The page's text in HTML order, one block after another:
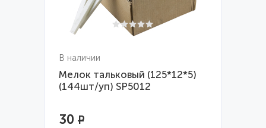
В наличии
Мелок тальковый (125*12*5)
(144шт/уп) SP5012
30 Р